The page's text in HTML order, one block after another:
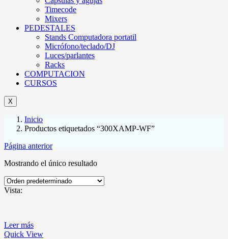
Timecode
Mixers
PEDESTALES
Stands Computadora portatil
Micrófono/teclado/DJ
Luces/parlantes
Racks
COMPUTACION
CURSOS
X
Inicio
Productos etiquetados “300XAMP-WF”
Página anterior
Mostrando el único resultado
Vista:
Leer más
Quick View